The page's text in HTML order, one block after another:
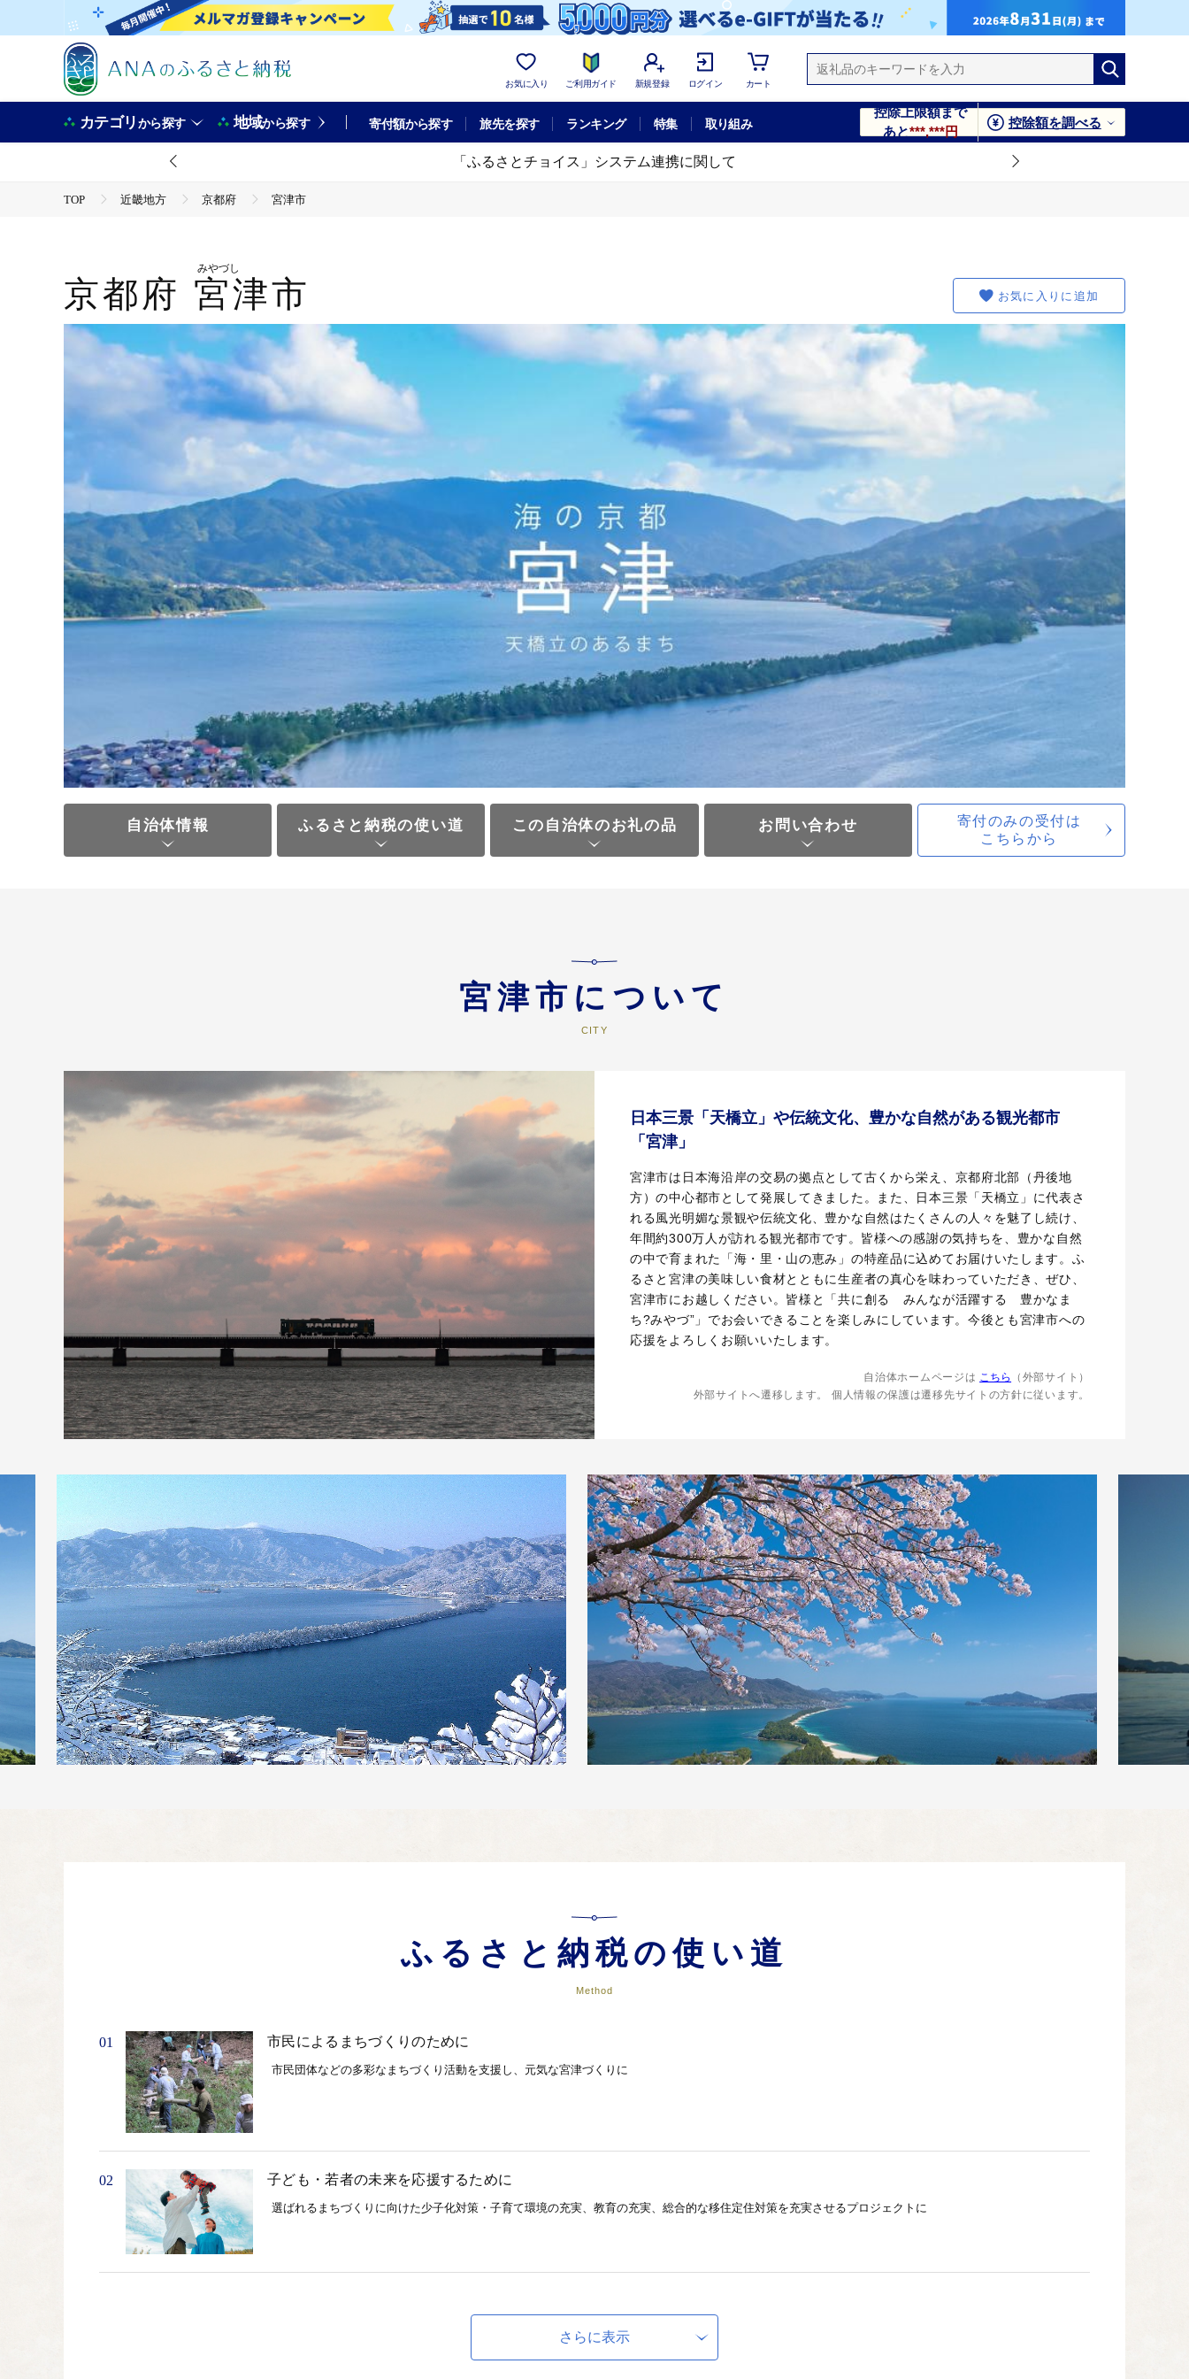
お気に入り ご利用ガイド 新規登録 ログイン カート
カテゴリから探す 地域から探す 寄付額から探す 旅先を探す ランキング 特集 取り組み
控除上限額まで
あと***,***円
控除額を調べる
「ふるさとチョイス」システム連携に関して
TOP 近畿地方 京都府 宮津市
京都府 宮津市
みやづし
お気に入りに追加
自治体情報 ふるさと納税の使い道 この自治体のお礼の品 お問い合わせ
寄付のみの受付は
こちらから
宮津市について
日本三景「天橋立」や伝統文化、豊かな自然がある観光都市
「宮津」
宮津市は日本海沿岸の交易の拠点として古くから栄え、京都府北部（丹後地
方）の中心都市として発展してきました。また、日本三景「天橋立」に代表さ
れる風光明媚な景観や伝統文化、豊かな自然はたくさんの人々を魅了し続け、
年間約300万人が訪れる観光都市です。皆様への感謝の気持ちを、豊かな自然
の中で育まれた「海・里・山の恵み」の特産品に込めてお届けいたします。ふ
るさと宮津の美味しい食材とともに生産者の真心を味わっていただき、ぜひ、
宮津市にお越しください。皆様と「共に創る みんなが活躍する 豊かなま
ち?みやづ”」でお会いできることを楽しみにしています。今後とも宮津市への
応援をよろしくお願いいたします。
自治体ホームページは こちら
（外部サイト）
外部サイトへ遷移します。 個人情報の保護は遷移先サイトの方針に従います。
ふるさと納税の使い道
Method
01 市民によるまちづくりのために
市民団体などの多彩なまちづくり活動を支援し、元気な宮津づくりに
02 子ども・若者の未来を応援するために
選ばれるまちづくりに向けた少子化対策・子育て環境の充実、教育の充実、総合的な移住定住対策を充実させるプロジェクトに
市民に開かれ、海に開かれた宮津の窓となる市庁舎整備のために
さらに表示